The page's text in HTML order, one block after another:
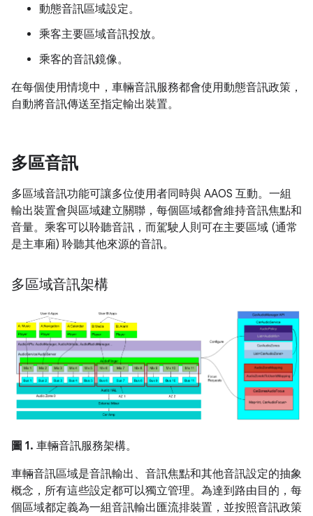
動態音訊區域設定。
乘客主要區域音訊投放。
乘客的音訊鏡像。
在每個使用情境中，車輛音訊服務都會使用動態音訊政策，
自動將音訊傳送至指定輸出裝置。
多區音訊
多區域音訊功能可讓多位使用者同時與 AAOS 互動。一組
輸出裝置會與區域建立關聯，每個區域都會維持音訊焦點和
音量。乘客可以聆聽音訊，而駕駛人則可在主要區域 (通常
是主車廂) 聆聽其他來源的音訊。
多區域音訊架構
圖 1. 車輛音訊服務架構。
車輛音訊區域是音訊輸出、音訊焦點和其他音訊設定的抽象
概念，所有這些設定都可以獨立管理。為達到路由目的，每
個區域都定義為一組音訊輸出匯流排裝置，並按照音訊政策